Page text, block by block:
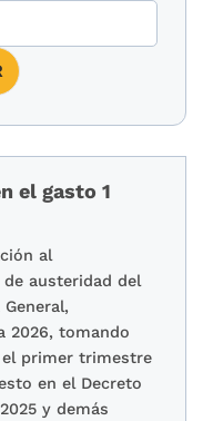
el gasto 1
al
austeridad del
2026, tomando
primer trimestre
en el Decreto
y demás